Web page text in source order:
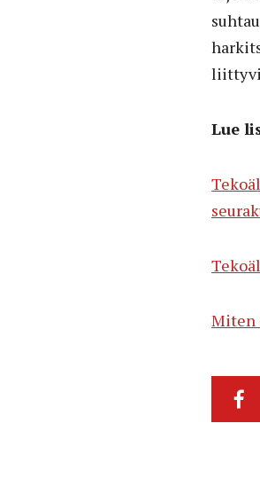
Lue
Miten